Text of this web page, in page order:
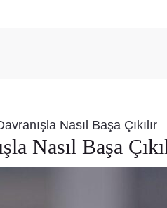
Nasıl Başa Çıkılır
Nasıl Başa